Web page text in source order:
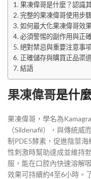
果凍偉哥是什麼？認識
完整的果凍偉哥使用步
如何最大化果凍偉哥效
必須警惕的副作用與正
絕對禁忌與重要注意事
正確儲存與購買正品渠
結語
果凍偉哥是什
果凍偉哥，學名為
（Sildenafil），與傳統威
制PDE5酵素，促進陰莖
性刺激時幫助達成並維持
服，能在口腔內快速溶解
效果可持續約4至6小時。